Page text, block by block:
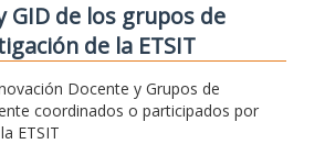
GID de los grupos de
de la ETSIT
Docente y Grupos de
coordinados o participados por
ETSIT